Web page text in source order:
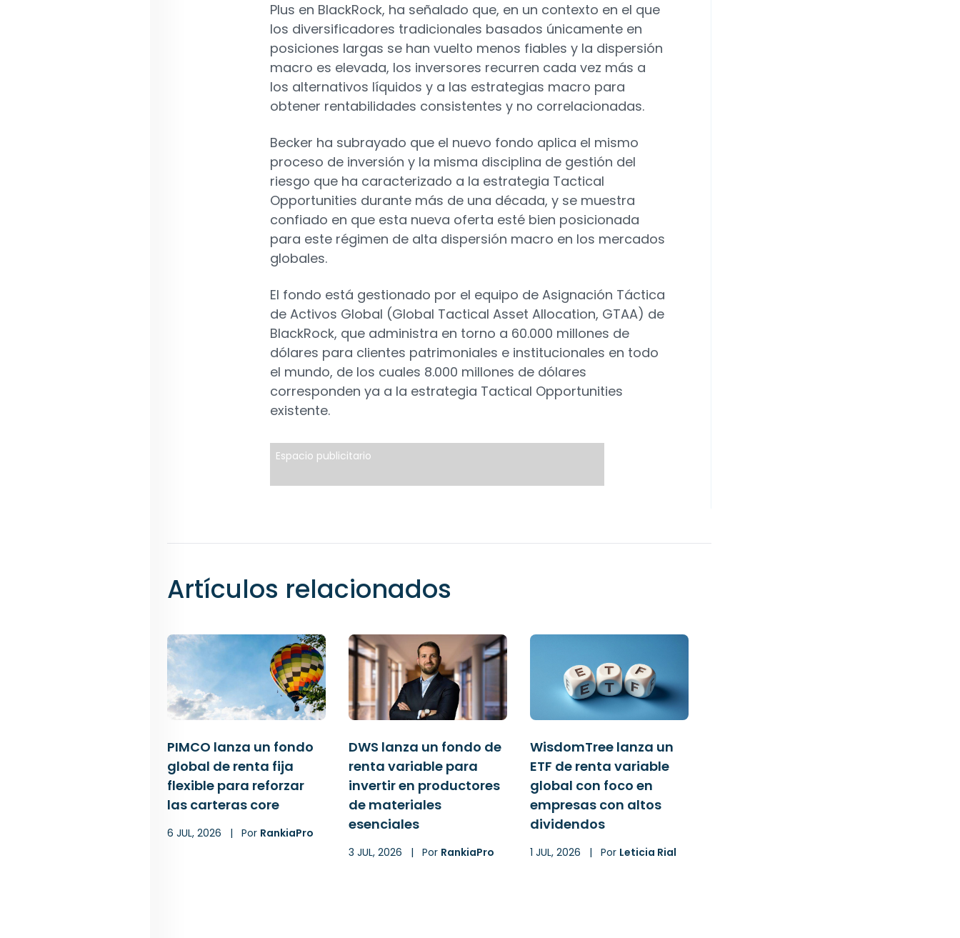
Plus en BlackRock, ha señalado que, en un contexto en el que
los diversificadores tradicionales basados únicamente en
posiciones largas se han vuelto menos fiables y la dispersión
macro es elevada, los inversores recurren cada vez más a
los alternativos líquidos y a las estrategias macro para
obtener rentabilidades consistentes y no correlacionadas.
Becker ha subrayado que el nuevo fondo aplica el mismo
proceso de inversión y la misma disciplina de gestión del
riesgo que ha caracterizado a la estrategia Tactical
Opportunities durante más de una década, y se muestra
confiado en que esta nueva oferta esté bien posicionada
para este régimen de alta dispersión macro en los mercados
globales.
El fondo está gestionado por el equipo de Asignación Táctica
de Activos Global (Global Tactical Asset Allocation, GTAA) de
BlackRock, que administra en torno a 60.000 millones de
dólares para clientes patrimoniales e institucionales en todo
el mundo, de los cuales 8.000 millones de dólares
corresponden ya a la estrategia Tactical Opportunities
existente.
Espacio publicitario
Artículos relacionados
PIMCO lanza un fondo
global de renta fija
flexible para reforzar
las carteras core
6 JUL, 2026 | Por RankiaPro
DWS lanza un fondo de
renta variable para
invertir en productores
de materiales
esenciales
3 JUL, 2026 | Por RankiaPro
WisdomTree lanza un
ETF de renta variable
global con foco en
empresas con altos
dividendos
1 JUL, 2026 | Por Leticia Rial